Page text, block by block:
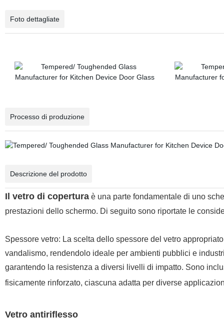
Foto dettagliate
Processo di produzione
Descrizione del prodotto
Il vetro di coperturaè una parte fondamentale di uno
prestazioni dello schermo. Di seguito sono riportate le
Spessore vetro: La scelta dello spessore del vetro
vandalismo, rendendolo ideale per ambienti pubblici e
garantendo la resistenza a diversi livelli di impatto. Sono
fisicamente rinforzato, ciascuna adatta per diverse
Vetro antiriflesso